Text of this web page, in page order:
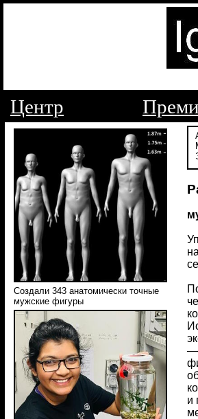
Центр
Cоздали 343 анатомически точные
мужские фигуры
—
и